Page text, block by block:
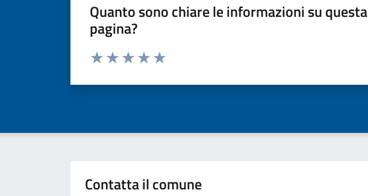
Quanto sono chiare le informazioni su questa
pagina?
Valuta da 1 a 5 stelle la pagina
Contatta il comune